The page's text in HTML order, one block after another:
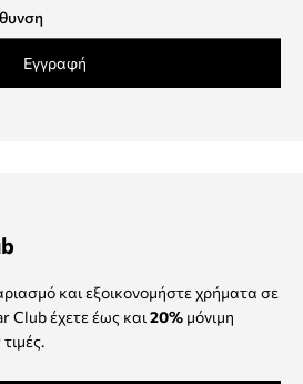
Εγγραφή
και εξοικονομήστε χρήματα σε
Club έχετε έως και 20% μόνιμη